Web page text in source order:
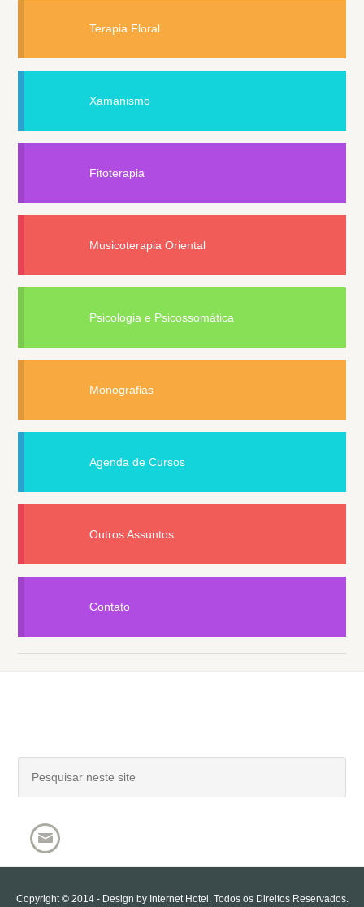
Terapia Floral
Xamanismo
Fitoterapia
Musicoterapia Oriental
Psicologia e Psicossomática
Monografias
Agenda de Cursos
Outros Assuntos
Contato
Copyright © 2014 - Design by Internet Hotel . Todos os Direitos Reservados.